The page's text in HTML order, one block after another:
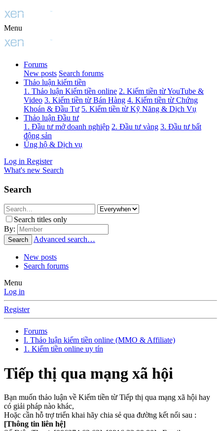
Menu
Forums
New posts Search forums
Thảo luận kiếm tiền
1. Thảo luận Kiếm tiền online 2. Kiếm tiền từ YouTube &
Video 3. Kiếm tiền từ Bán Hàng 4. Kiếm tiền từ Chứng
Khoán & Đầu Tư 5. Kiếm tiền từ Kỹ Năng & Dịch Vụ
Thảo luận Đầu tư
1. Đầu tư mở doanh nghiệp 2. Đầu tư vàng 3. Đầu tư bất
động sản
Ủng hộ & Dịch vụ
Log in Register
What's new Search
Search
Search titles only
By:
Search Advanced search…
New posts
Search forums
Menu
Log in
Register
Forums
I. Thảo luận kiếm tiền online (MMO & Affiliate)
1. Kiếm tiền online uy tín
Tiếp thị qua mạng xã hội
Bạn muốn thảo luận về Kiếm tiền từ Tiếp thị qua mạng xã hội hay
có giải pháp nào khác,
Hoặc cần hỗ trợ triển khai hãy chia sẻ qua đường kết nối sau :
[Thông tin liên hệ]